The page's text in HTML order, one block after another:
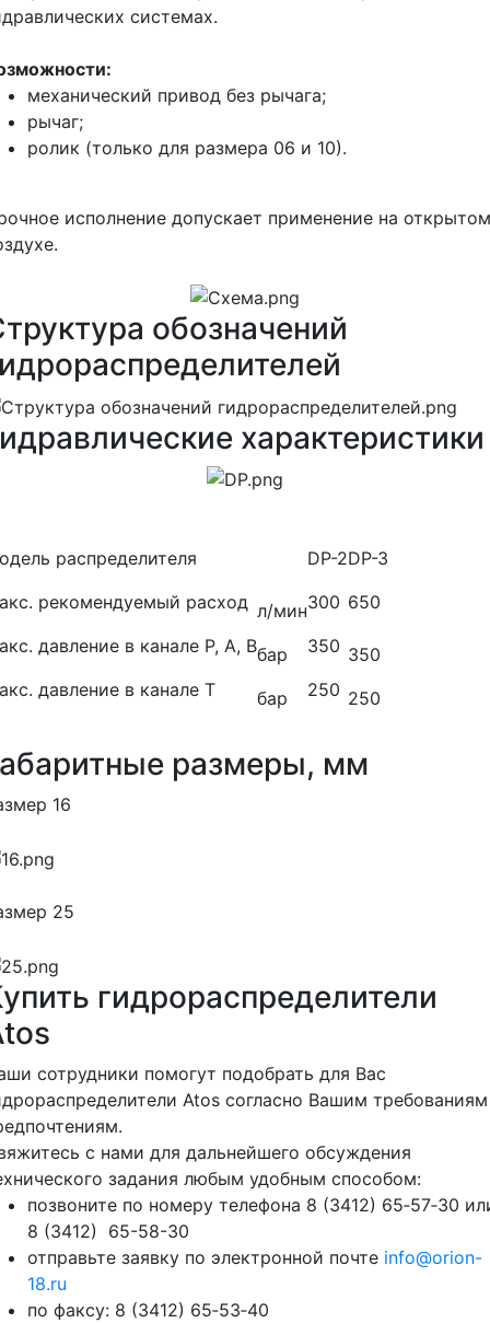
системах.
механический привод без рычага;
рычаг;
ролик (только для размера 06 и 10).
исполнение допускает применение на открытом
обозначений
характеристики
распределителя DР-2DР-З
рекомендуемый расход л/мин300 650
давление в канале Р, А, Вбар 350 350
давление в канале Т
бар 250 250
размеры, мм
16
25
гидрораспределители
сотрудники помогут подобрать для Вас
Atos согласно Вашим
с нами для дальнейшего обсуждения
задания любым удобным способом:
позвоните по номеру телефона 8 (3412) 65‑57‑30
8 (3412) 65-58-30
отправьте заявку по электронной почте info@orion-
18.ru
по факсу: 8 (3412) 65‑53‑40